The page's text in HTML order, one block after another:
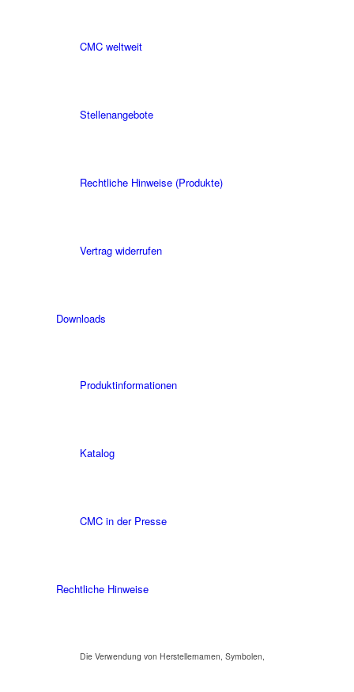
CMC weltweit
Stellenangebote
Rechtliche Hinweise (Produkte)
Vertrag widerrufen
Downloads
Produktinformationen
Katalog
CMC in der Presse
Rechtliche Hinweise
Die Verwendung von Herstellernamen, Symbolen,